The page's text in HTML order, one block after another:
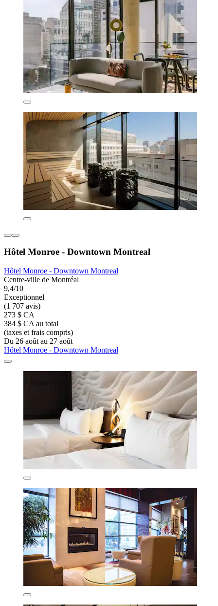
Hôtel Monroe - Downtown Montreal
Hôtel Monroe - Downtown Montreal
Centre-ville de Montréal
9,4/10
Exceptionnel
(1 707 avis)
273 $ CA
384 $ CA au total
(taxes et frais compris)
Du 26 août au 27 août
Hôtel Monroe - Downtown Montreal